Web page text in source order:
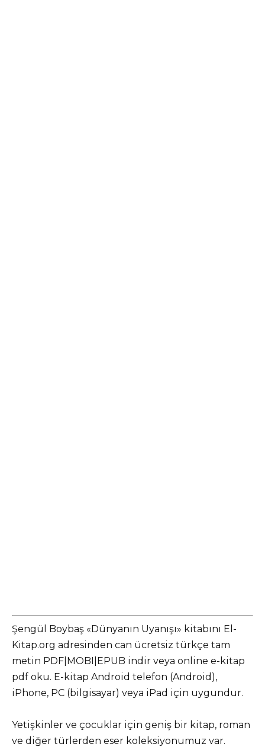
Şengül Boybaş «Dünyanın Uyanışı» kitabını El-
Kitap.org adresinden can ücretsiz türkçe tam
metin PDF|MOBI|EPUB indir veya online e-kitap
pdf oku. E-kitap Android telefon (Android),
iPhone, PC (bilgisayar) veya iPad için uygundur.
Yetişkinler ve çocuklar için geniş bir kitap, roman
ve diğer türlerden eser koleksiyonumuz var.